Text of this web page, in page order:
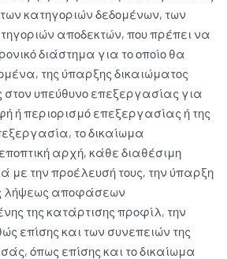
κατηγοριών δεδομένων, των
αποδεκτών, που πρέπει να
διάστημα για το οποίο θα
της ύπαρξης δικαιώματος
στον υπεύθυνο επεξεργασίας για
ή περιορισμό επεξεργασίας ή της
το δικαίωμα
αρχή, κάθε διαθέσιμη
με την προέλευσή τους, την ύπαρξη
λήψεως αποφάσεων
της κατάρτισης προφίλ, την
επίσης και των συνεπειών της
όπως επίσης και το δικαίωμα